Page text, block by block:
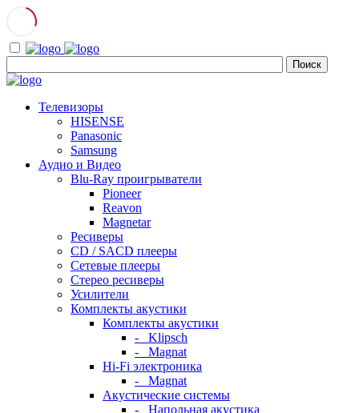
Телевизоры
HISENSE
Panasonic
Samsung
Аудио и Видео
Blu-Ray проигрыватели
Pioneer
Reavon
Magnetar
Ресиверы
CD / SACD плееры
Сетевые плееры
Стерео ресиверы
Усилители
Комплекты акустики
Комплекты акустики
- Klipsch
- Magnat
Hi-Fi электроника
- Magnat
Акустические системы
- Напольная акустика